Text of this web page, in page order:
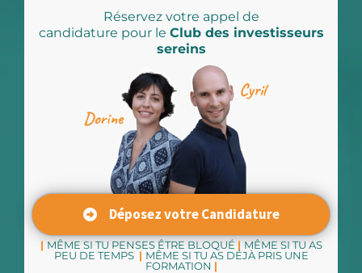
Réservez votre appel de
candidature pour le Club des investisseurs
sereins
Déposez votre Candidature
| MÊME SI TU PENSES ÊTRE BLOQUÉ | MÊME SI TU AS
PEU DE TEMPS | MÊME SI TU AS DÉJÀ PRIS UNE
FORMATION |